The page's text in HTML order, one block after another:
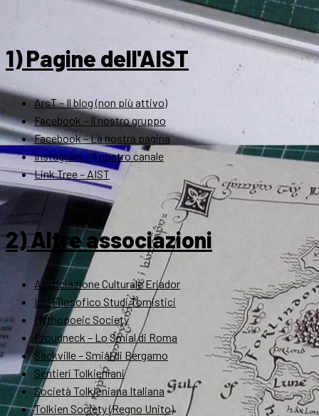
1) Pagine dell'AIST
ArsT – Il blog (non più attivo)
Facebook – Il nostro gruppo
Facebook – La nostra pagina
Instagram – Il nostro canale
Link Tree – AIST
2) Altre associazioni
Associazione Culturale Eriador
Ist. Filosofico Studi Tomistici
Mythopoeic Society
Proudneck – Lo Smial di Roma
Sackville – Smial di Bergamo
Sentieri Tolkieniani
Società Tolkieniana Italiana
Tolkien Society (Regno Unito)